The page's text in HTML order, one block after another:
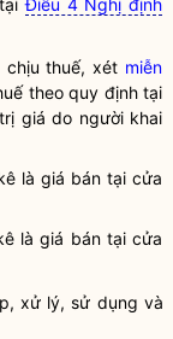
tạiĐiều 4 Nghị định
thuế, xét miễn
theo quy định tại
giá do người khai
là giá bán tại cửa
là giá bán tại cửa
xử lý, sử dụng và